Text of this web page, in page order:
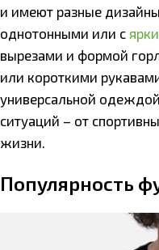
и имеют разные
однотонными или с
вырезами и формой
или короткими
универсальной
ситуаций – от
жизни.
Популярность